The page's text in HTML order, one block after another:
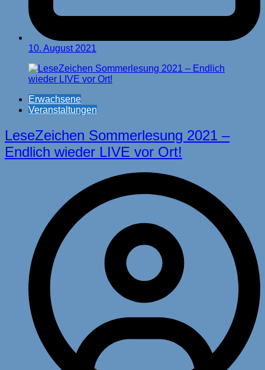
10. August 2021
Erwachsene
Veranstaltungen
LeseZeichen Sommerlesung 2021 –
Endlich wieder LIVE vor Ort!